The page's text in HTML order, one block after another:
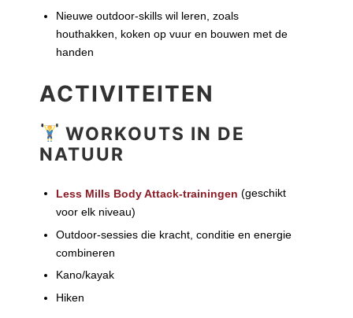
Nieuwe outdoor-skills wil leren, zoals
houthakken, koken op vuur en bouwen met de
handen
ACTIVITEITEN
WORKOUTS IN DE
NATUUR
Less Mills Body Attack-trainingen (geschikt
voor elk niveau)
Outdoor-sessies die kracht, conditie en energie
combineren
Kano/kayak
Hiken